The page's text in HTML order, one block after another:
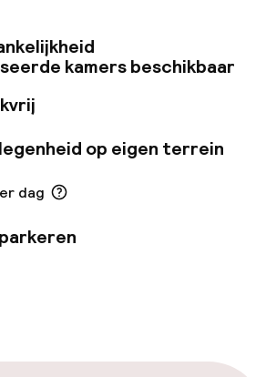
bezoekers het heerlijk vinden
te bezoeken. De charmante
zijn uitgerust met alle
die nodig zijn voor
en onvergetelijke ervaring.
kamers beschikbaar
op eigen terrein
dag